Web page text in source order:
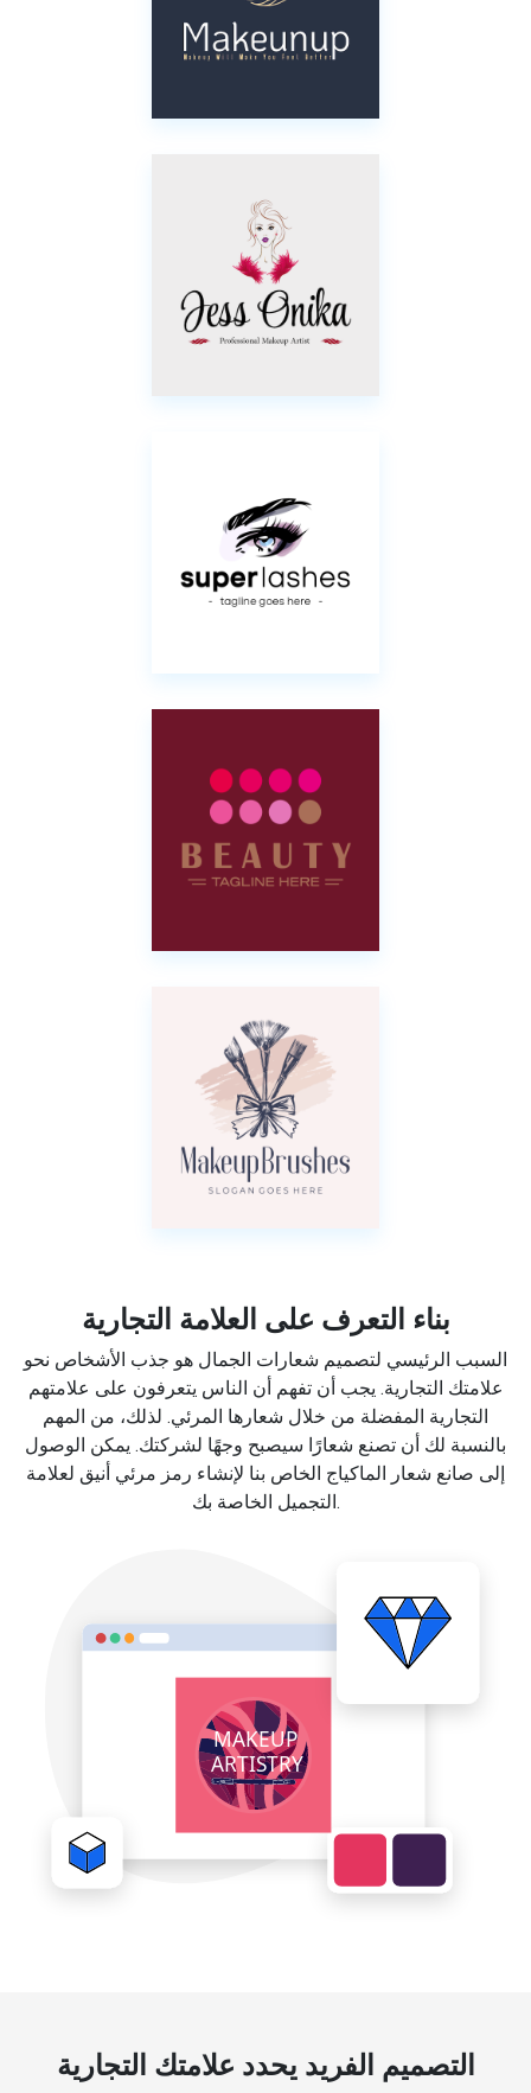
بناء التعرف على العلامة التجارية
السبب الرئيسي لتصميم شعارات الجمال هو جذب الأشخاص نحو
علامتك التجارية. يجب أن تفهم أن الناس يتعرفون على علامتهم
التجارية المفضلة من خلال شعارها المرئي. لذلك، من المهم
بالنسبة لك أن تصنع شعارًا سيصبح وجهًا لشركتك. يمكن الوصول
إلى صانع شعار الماكياج الخاص بنا لإنشاء رمز مرئي أنيق لعلامة
التجميل الخاصة بك.
التصميم الفريد يحدد علامتك التجارية